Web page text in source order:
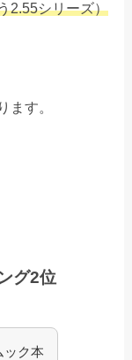
2.55シリーズ）
ます。
グ2位
ック本